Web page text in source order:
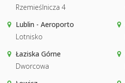
Rzemieślnicza 4
Lublin - Aeroporto
Lotnisko
Łaziska Górne
Dworcowa